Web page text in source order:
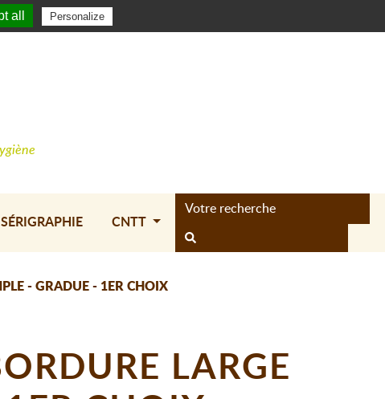
| Créer un compte
SÉRIGRAPHIE CNTT
- GRADUE - 1ER CHOIX
LARGE
all Personalize